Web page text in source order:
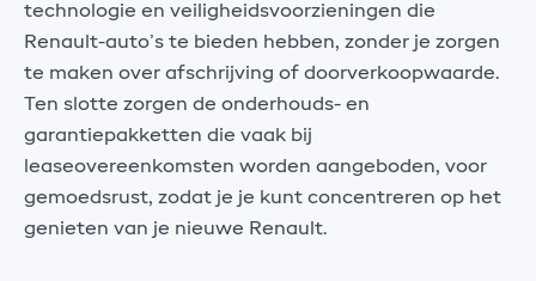
technologie en veiligheidsvoorzieningen die
Renault-auto’s te bieden hebben, zonder je zorgen
te maken over afschrijving of doorverkoopwaarde.
Ten slotte zorgen de onderhouds- en
garantiepakketten die vaak bij
leaseovereenkomsten worden aangeboden, voor
gemoedsrust, zodat je je kunt concentreren op het
genieten van je nieuwe Renault.